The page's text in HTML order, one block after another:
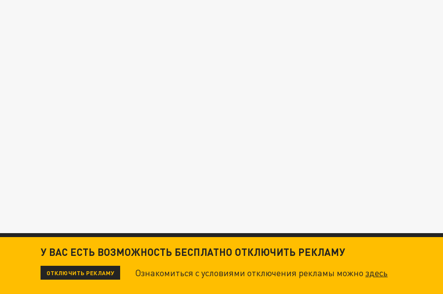
У ВАС ЕСТЬ ВОЗМОЖНОСТЬ БЕСПЛАТНО ОТКЛЮЧИТЬ РЕКЛАМУ
ОТКЛЮЧИТЬ РЕКЛАМУ Ознакомиться с условиями отключения рекламы можноздесь